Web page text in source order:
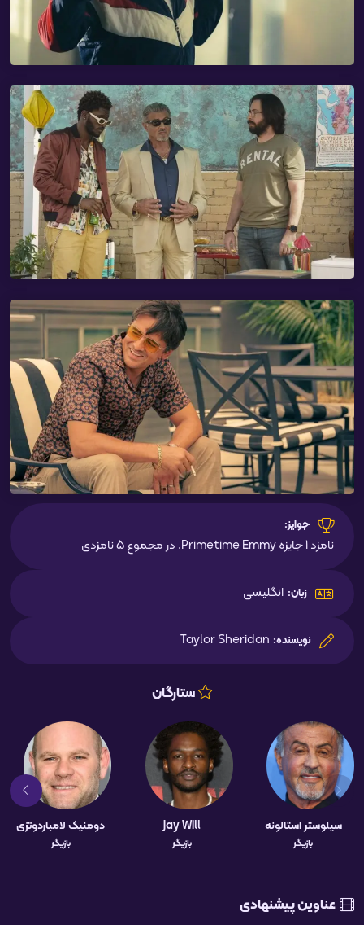
جوایز:
نامزد 1 جایزه Primetime Emmy. در مجموع 5 نامزدی
زبان: انگلیسی
نویسنده: Taylor Sheridan
ستارگان
سیلوستر استالونه
بازیگر
Jay Will
بازیگر
دومنیک لامباردوتزی
بازیگر
عناوین پیشنهادی